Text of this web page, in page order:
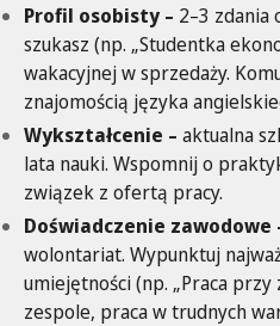
Profil osobisty – 2–3 zdania
szukasz (np. „Studentka
wakacyjnej w sprzedaży.
znajomością języka
Wykształcenie – aktualna
lata nauki. Wspomnij o
związek z ofertą pracy.
Doświadczenie zawodowe
wolontariat. Wypunktuj
umiejętności (np. „Praca przy
zespole, praca w trudnych